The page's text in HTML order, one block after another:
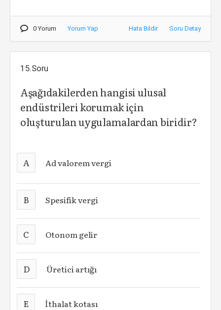
0 Yorum Yorum Yap Hata Bildir Soru Detay
15.Soru
Aşağıdakilerden hangisi ulusal
endüstrileri korumak için
oluşturulan uygulamalardan biridir?
A Ad valorem vergi
B Spesifik vergi
C Otonom gelir
D Üretici artığı
E İthalat kotası